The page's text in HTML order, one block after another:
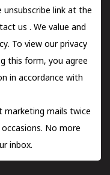
link at the
us . We value and
To view our privacy
this form, you agree
in accordance with
marketing mails twice
No more
inbox.